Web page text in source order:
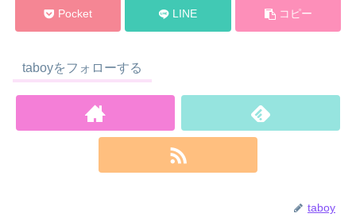
Pocket LINE コピー
taboyをフォローする
taboy